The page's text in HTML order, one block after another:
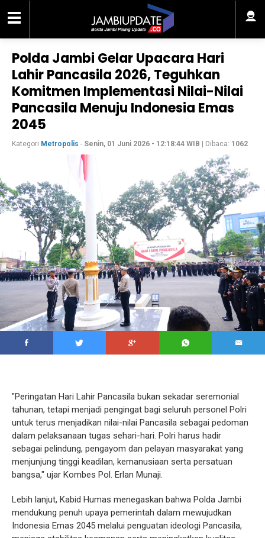
Polda Jambi Gelar Upacara Hari
Lahir Pancasila 2026, Teguhkan
Komitmen Implementasi Nilai-Nilai
Pancasila Menuju Indonesia Emas
2045
Kategori Metropolis - Senin, 01 Juni 2026 - 12:18:44 WIB | Dibaca: 1062
"Peringatan Hari Lahir Pancasila bukan sekadar seremonial
tahunan, tetapi menjadi pengingat bagi seluruh personel Polri
untuk terus menjadikan nilai-nilai Pancasila sebagai pedoman
dalam pelaksanaan tugas sehari-hari. Polri harus hadir
sebagai pelindung, pengayom dan pelayan masyarakat yang
menjunjung tinggi keadilan, kemanusiaan serta persatuan
bangsa," ujar Kombes Pol. Erlan Munaji.
Lebih lanjut, Kabid Humas menegaskan bahwa Polda Jambi
mendukung penuh upaya pemerintah dalam mewujudkan
Indonesia Emas 2045 melalui penguatan ideologi Pancasila,